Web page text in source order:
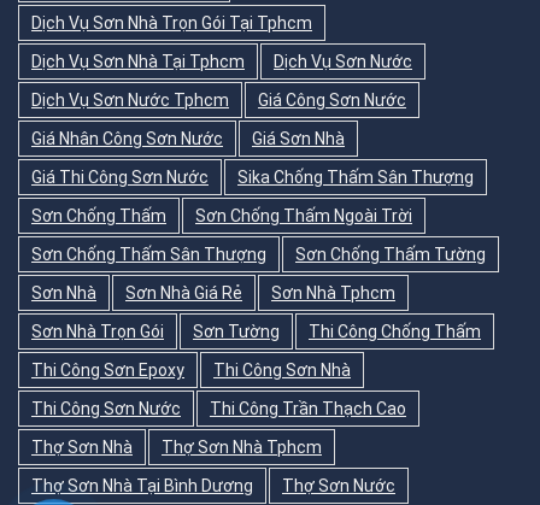
Dịch Vụ Sơn Nhà Trọn Gói Tại Tphcm
Dịch Vụ Sơn Nhà Tại Tphcm
Dịch Vụ Sơn Nước
Dịch Vụ Sơn Nước Tphcm
Giá Công Sơn Nước
Giá Nhân Công Sơn Nước
Giá Sơn Nhà
Giá Thi Công Sơn Nước
Sika Chống Thấm Sân Thượng
Sơn Chống Thấm
Sơn Chống Thấm Ngoài Trời
Sơn Chống Thấm Sân Thượng
Sơn Chống Thấm Tường
Sơn Nhà
Sơn Nhà Giá Rẻ
Sơn Nhà Tphcm
Sơn Nhà Trọn Gói
Sơn Tường
Thi Công Chống Thấm
Thi Công Sơn Epoxy
Thi Công Sơn Nhà
Thi Công Sơn Nước
Thi Công Trần Thạch Cao
Thợ Sơn Nhà
Thợ Sơn Nhà Tphcm
Thợ Sơn Nhà Tại Bình Dương
Thợ Sơn Nước